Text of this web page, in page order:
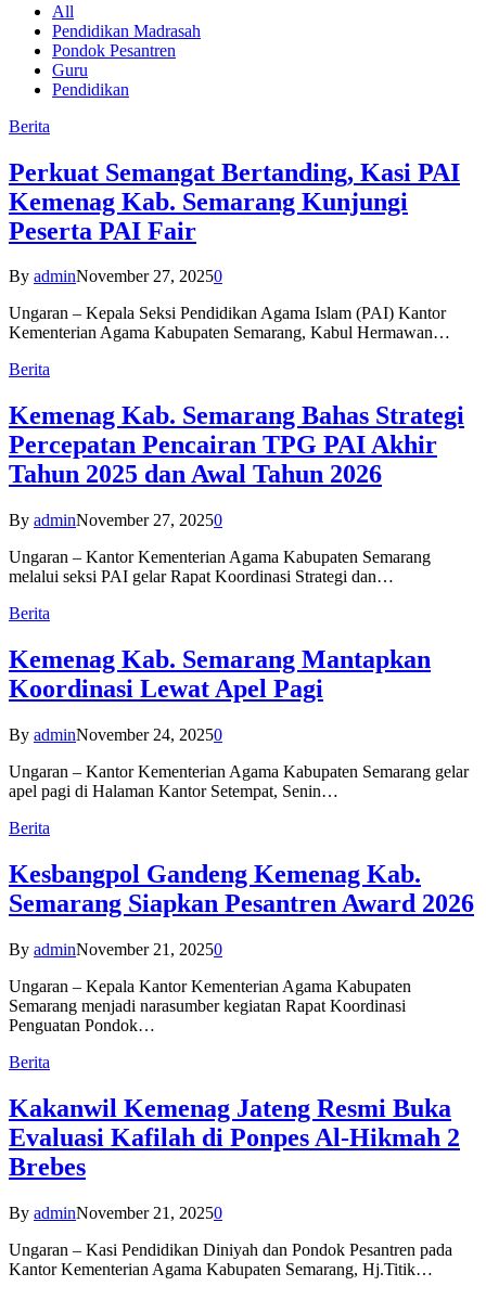
All
Pendidikan Madrasah
Pondok Pesantren
Guru
Pendidikan
Berita
Perkuat Semangat Bertanding, Kasi PAI
Kemenag Kab. Semarang Kunjungi
Peserta PAI Fair
By adminNovember 27, 20250
Ungaran – Kepala Seksi Pendidikan Agama Islam (PAI) Kantor
Kementerian Agama Kabupaten Semarang, Kabul Hermawan…
Berita
Kemenag Kab. Semarang Bahas Strategi
Percepatan Pencairan TPG PAI Akhir
Tahun 2025 dan Awal Tahun 2026
By adminNovember 27, 20250
Ungaran – Kantor Kementerian Agama Kabupaten Semarang
melalui seksi PAI gelar Rapat Koordinasi Strategi dan…
Berita
Kemenag Kab. Semarang Mantapkan
Koordinasi Lewat Apel Pagi
By adminNovember 24, 20250
Ungaran – Kantor Kementerian Agama Kabupaten Semarang gelar
apel pagi di Halaman Kantor Setempat, Senin…
Berita
Kesbangpol Gandeng Kemenag Kab.
Semarang Siapkan Pesantren Award 2026
By adminNovember 21, 20250
Ungaran – Kepala Kantor Kementerian Agama Kabupaten
Semarang menjadi narasumber kegiatan Rapat Koordinasi
Penguatan Pondok…
Berita
Kakanwil Kemenag Jateng Resmi Buka
Evaluasi Kafilah di Ponpes Al-Hikmah 2
Brebes
By adminNovember 21, 20250
Ungaran – Kasi Pendidikan Diniyah dan Pondok Pesantren pada
Kantor Kementerian Agama Kabupaten Semarang, Hj.Titik…